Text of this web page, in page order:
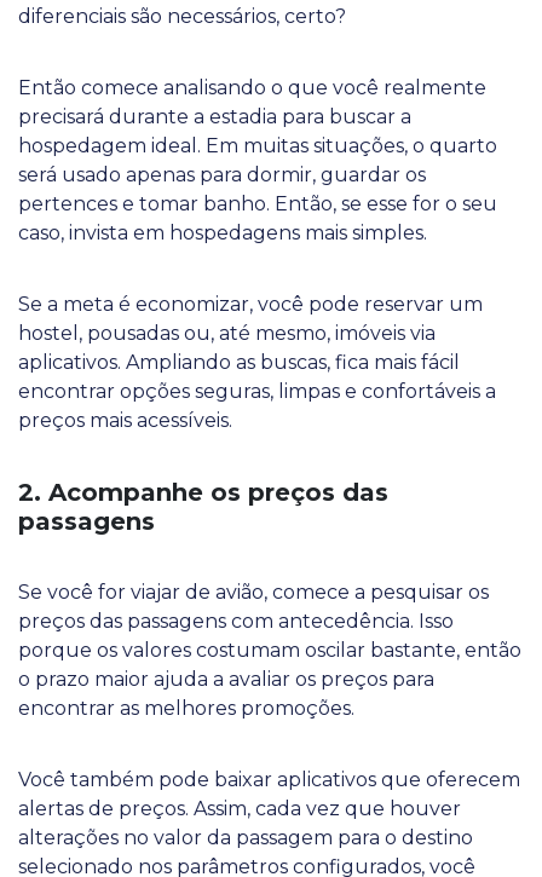
diferenciais são necessários, certo?
Então comece analisando o que você realmente
precisará durante a estadia para buscar a
hospedagem ideal. Em muitas situações, o quarto
será usado apenas para dormir, guardar os
pertences e tomar banho. Então, se esse for o seu
caso, invista em hospedagens mais simples.
Se a meta é economizar, você pode reservar um
hostel, pousadas ou, até mesmo, imóveis via
aplicativos. Ampliando as buscas, fica mais fácil
encontrar opções seguras, limpas e confortáveis a
preços mais acessíveis.
2. Acompanhe os preços das
passagens
Se você for viajar de avião, comece a pesquisar os
preços das passagens com antecedência. Isso
porque os valores costumam oscilar bastante, então
o prazo maior ajuda a avaliar os preços para
encontrar as melhores promoções.
Você também pode baixar aplicativos que oferecem
alertas de preços. Assim, cada vez que houver
alterações no valor da passagem para o destino
selecionado nos parâmetros configurados, você